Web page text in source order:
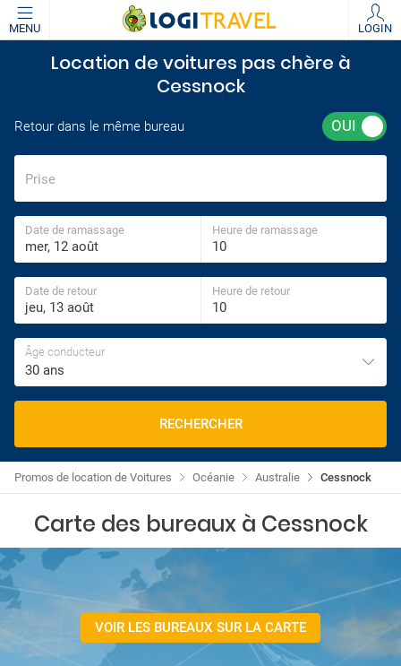
MENU LOGIN
Location de voitures pas chère à
Cessnock
Retour dans le même bureau
Prise
Date de ramassage Heure de ramassage
Date de retour Heure de retour
Âge conducteur
30 ans
RECHERCHER
Cessnock
Australie
Océanie
Promos de location de Voitures
Carte des bureaux à Cessnock
VOIR LES BUREAUX SUR LA CARTE